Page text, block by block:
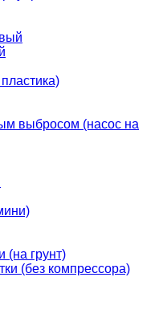
выбросом (насос на
(на грунт)
(без компрессора)